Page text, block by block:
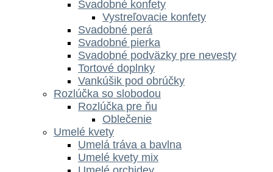
Svadobné konfety
Vystreľovacie konfety
Svadobné perá
Svadobné pierka
Svadobné podväzky pre nevesty
Tortové doplnky
Vankúšik pod obrúčky
Rozlúčka so slobodou
Rozlúčka pre ňu
Oblečenie
Umelé kvety
Umelá tráva a bavlna
Umelé kvety mix